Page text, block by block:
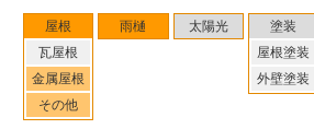
屋根
瓦屋根
金属屋根
その他
雨樋 太陽光
塗装
屋根塗装
外壁塗装